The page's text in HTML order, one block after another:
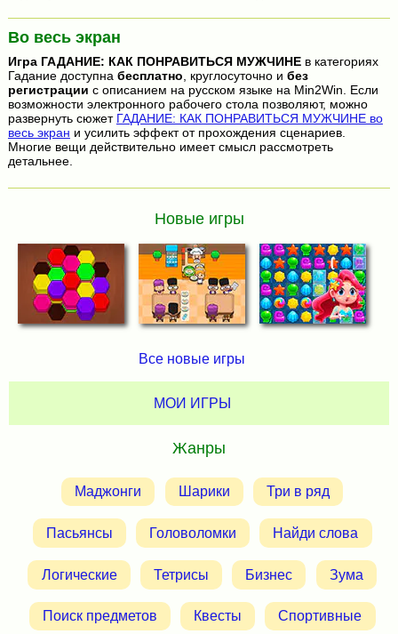
Во весь экран
Игра ГАДАНИЕ: КАК ПОНРАВИТЬСЯ МУЖЧИНЕв категориях
Гадание доступна бесплатно, круглосуточно и без
регистрации с описанием на русском языке на Min2Win. Если
возможности электронного рабочего стола позволяют, можно
развернуть сюжет ГАДАНИЕ: КАК ПОНРАВИТЬСЯ МУЖЧИНЕ во
весь экран и усилить эффект от прохождения сценариев.
Многие вещи действительно имеет смысл рассмотреть
детальнее.
Новые игры
Все новые игры
МОИ ИГРЫ
Жанры
Маджонги Шарики Три в ряд
Пасьянсы Головоломки Найди слова
Логические Тетрисы Бизнес Зума
Поиск предметов Квесты Спортивные